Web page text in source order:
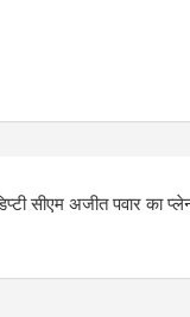
सीएम अजीत पवार का